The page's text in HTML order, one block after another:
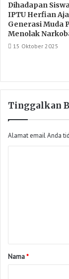
Dihadapan
IPTU Herfian
Generasi Muda
Menolak
15 Oktober 2025
Tinggalkan
Alamat email Anda
Nama*